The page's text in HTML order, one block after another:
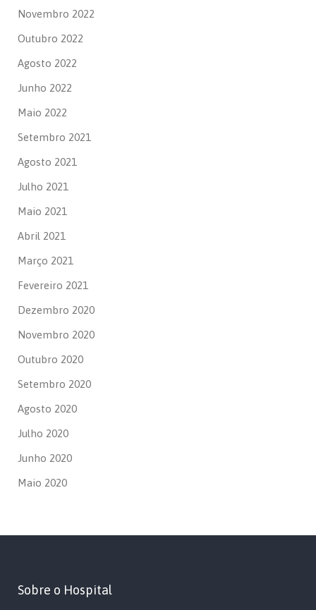
Novembro 2022
Outubro 2022
Agosto 2022
Junho 2022
Maio 2022
Setembro 2021
Agosto 2021
Julho 2021
Maio 2021
Abril 2021
Março 2021
Fevereiro 2021
Dezembro 2020
Novembro 2020
Outubro 2020
Setembro 2020
Agosto 2020
Julho 2020
Junho 2020
Maio 2020
Sobre o Hospital